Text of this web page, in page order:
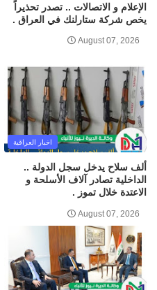
الإعلام و الاتصالات .. تصدر تحذيراً
يخص شركة ستارلنك في العراق .
August 07, 2026
اخبار العراقية
ألف سلاح يدخل سجل الدولة ..
الداخلية تصادر آلاف الأسلحة و
الاعتدة خلال تموز .
August 07, 2026